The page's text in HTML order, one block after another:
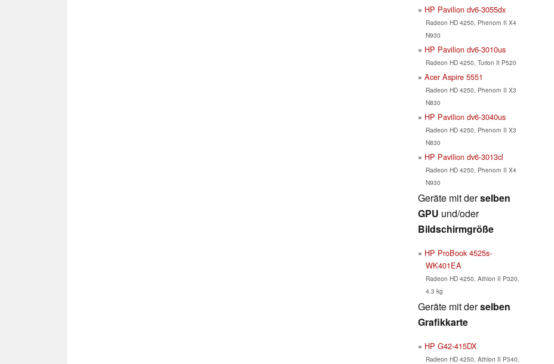
HP Pavilion dv6-3055dx
Radeon HD 4250, Phenom II X4
N930
HP Pavilion dv6-3010us
Radeon HD 4250, Turion II P520
Acer Aspire 5551
Radeon HD 4250, Phenom II X3
N830
HP Pavilion dv6-3040us
Radeon HD 4250, Phenom II X3
N830
HP Pavilion dv6-3013cl
Radeon HD 4250, Phenom II X4
N930
Geräte mit derselben
GPU und/oder
Bildschirmgröße
HP ProBook 4525s-
WK401EA
Radeon HD 4250, Athlon II P320,
4.3 kg
Geräte mit derselben
Grafikkarte
HP G42-415DX
Radeon HD 4250, Athlon II P340,